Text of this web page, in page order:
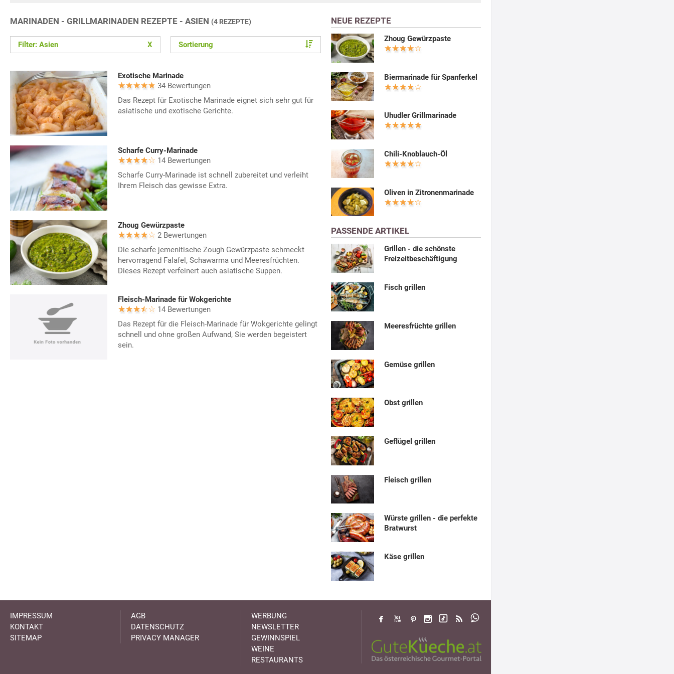
MARINADEN - GRILLMARINADEN REZEPTE - ASIEN (4 REZEPTE)
Filter: Asien X Sortierung
Exotische Marinade
34 Bewertungen
Das Rezept für Exotische Marinade eignet sich sehr gut für
asiatische und exotische Gerichte.
Scharfe Curry-Marinade
14 Bewertungen
Scharfe Curry-Marinade ist schnell zubereitet und verleiht
Ihrem Fleisch das gewisse Extra.
Zhoug Gewürzpaste
2 Bewertungen
Die scharfe jemenitische Zough Gewürzpaste schmeckt
hervorragend Falafel, Schawarma und Meeresfrüchten.
Dieses Rezept verfeinert auch asiatische Suppen.
Fleisch-Marinade für Wokgerichte
14 Bewertungen
Das Rezept für die Fleisch-Marinade für Wokgerichte gelingt
schnell und ohne großen Aufwand, Sie werden begeistert
sein.
NEUE REZEPTE
Zhoug Gewürzpaste
Biermarinade für Spanferkel
Uhudler Grillmarinade
Chili-Knoblauch-Öl
Oliven in Zitronenmarinade
PASSENDE ARTIKEL
Grillen - die schönste
Freizeitbeschäftigung
Fisch grillen
Meeresfrüchte grillen
Gemüse grillen
Obst grillen
Geflügel grillen
Fleisch grillen
Würste grillen - die perfekte
Bratwurst
Käse grillen
IMPRESSUM
KONTAKT
SITEMAP
AGB
DATENSCHUTZ
PRIVACY MANAGER
WERBUNG
NEWSLETTER
GEWINNSPIEL
WEINE
RESTAURANTS